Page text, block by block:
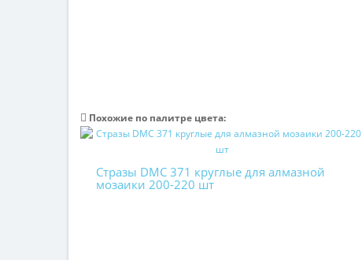
Похожие по палитре цвета:
Стразы DMC 371 круглые для алмазной
мозаики 200-220 шт